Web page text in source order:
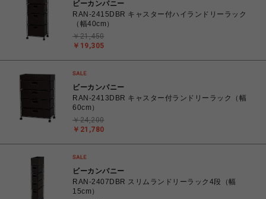
ビーカンパニー
RAN-2415DBR キャスター付ハイランドリーラック
（幅40cm）
￥19,305
￥21,450
ビーカンパニー
RAN-2413DBR キャスター付ランドリーラック（幅
60cm）
￥21,780
￥24,200
ビーカンパニー
RAN-2407DBR スリムランドリーラック4段（幅
15cm）